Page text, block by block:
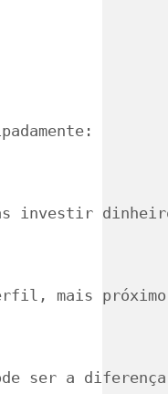
investir
mais
ser a